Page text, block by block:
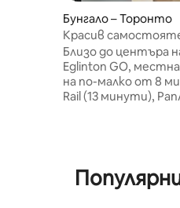
Бунгало – Торонто
Красив
с 2 спални и
реновиран
Близо до центъра
Eglinton GO,
на по-малко от 8
Rail (13 минути),
прозореца (1 от
противопожарен